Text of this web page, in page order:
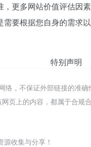
更多网站价值评估因
要根据您自身的需求
特别声明
，不保证外部链接的准
页上的内容，都属于合规
收集与分享！